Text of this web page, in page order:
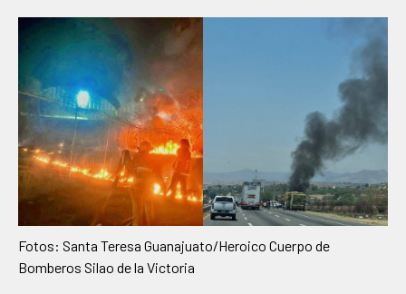
Fotos: Santa Teresa Guanajuato/Heroico Cuerpo de
Bomberos Silao de la Victoria